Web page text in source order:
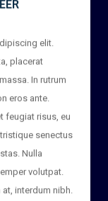
placerat
In rutrum
eros ante.
risus, eu
senectus
Nulla
volutpat.
interdum nibh.
varius. Etiam ut